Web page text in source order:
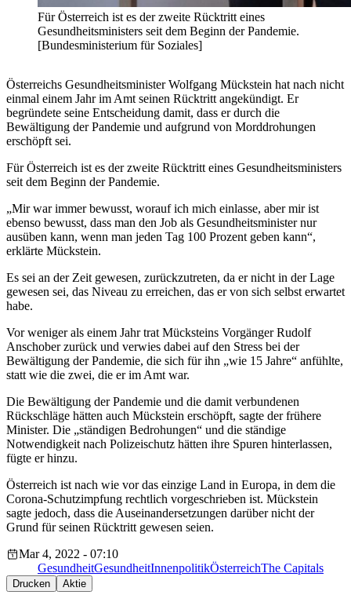
Für Österreich ist es der zweite Rücktritt eines
Gesundheitsministers seit dem Beginn der Pandemie.
[Bundesministerium für Soziales]
Österreichs Gesundheitsminister Wolfgang Mückstein hat nach nicht
einmal einem Jahr im Amt seinen Rücktritt angekündigt. Er
begründete seine Entscheidung damit, dass er durch die
Bewältigung der Pandemie und aufgrund von Morddrohungen
erschöpft sei.
Für Österreich ist es der zweite Rücktritt eines Gesundheitsministers
seit dem Beginn der Pandemie.
„Mir war immer bewusst, worauf ich mich einlasse, aber mir ist
ebenso bewusst, dass man den Job als Gesundheitsminister nur
ausüben kann, wenn man jeden Tag 100 Prozent geben kann“,
erklärte Mückstein.
Es sei an der Zeit gewesen, zurückzutreten, da er nicht in der Lage
gewesen sei, das Niveau zu erreichen, das er von sich selbst erwartet
habe.
Vor weniger als einem Jahr trat Mücksteins Vorgänger Rudolf
Anschober zurück und verwies dabei auf den Stress bei der
Bewältigung der Pandemie, die sich für ihn „wie 15 Jahre“ anfühlte,
statt wie die zwei, die er im Amt war.
Die Bewältigung der Pandemie und die damit verbundenen
Rückschläge hätten auch Mückstein erschöpft, sagte der frühere
Minister. Die „ständigen Bedrohungen“ und die ständige
Notwendigkeit nach Polizeischutz hätten ihre Spuren hinterlassen,
fügte er hinzu.
Österreich ist nach wie vor das einzige Land in Europa, in dem die
Corona-Schutzimpfung rechtlich vorgeschrieben ist. Mückstein
sagte jedoch, dass die Auseinandersetzungen darüber nicht der
Grund für seinen Rücktritt gewesen seien.
Mar 4, 2022 - 07:10
GesundheitGesundheitInnenpolitikÖsterreichThe Capitals
Drucken Aktie